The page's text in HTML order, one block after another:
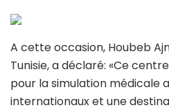
A cette occasion, Houbeb
Tunisie, a déclaré: «Ce
pour la simulation médicale
internationaux et une